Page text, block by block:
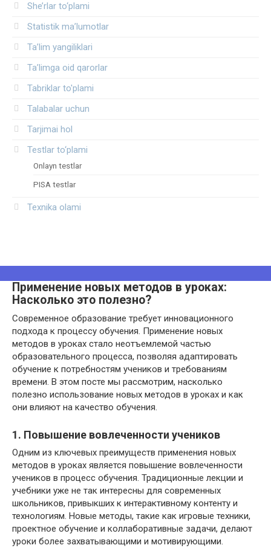
She’rlar to‘plami
Statistik ma’lumotlar
Ta’lim yangiliklari
Ta’limga oid qarorlar
Tabriklar to'plami
Talabalar uchun
Tarjimai hol
Testlar to‘plami
Onlayn testlar
PISA testlar
Texnika olami
Применение новых методов в уроках:
Насколько это полезно?
Современное образование требует инновационного
подхода к процессу обучения. Применение новых
методов в уроках стало неотъемлемой частью
образовательного процесса, позволяя адаптировать
обучение к потребностям учеников и требованиям
времени. В этом посте мы рассмотрим, насколько
полезно использование новых методов в уроках и как
они влияют на качество обучения.
1. Повышение вовлеченности учеников
Одним из ключевых преимуществ применения новых
методов в уроках является повышение вовлеченности
учеников в процесс обучения. Традиционные лекции и
учебники уже не так интересны для современных
школьников, привыкших к интерактивному контенту и
технологиям. Новые методы, такие как игровые техники,
проектное обучение и коллаборативные задачи, делают
уроки более захватывающими и мотивирующими.